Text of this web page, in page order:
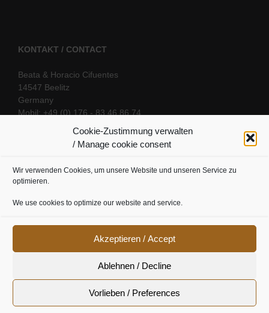
Cookie-Zustimmung verwalten
/ Manage cookie consent
Wir verwenden Cookies, um unsere Website und unseren Service zu
optimieren.
We use cookies to optimize our website and service.
Akzeptieren / Accept
Ablehnen / Decline
Vorlieben / Preferences
KONTAKT / CONTACT
Beata & Horacio Cifuentes
14547 Beelitz
Germany
Mobil: +49 (0) 176 - 83 46 86 74
SOCIAL LINKS
Cookie Richtline|Datenschutz|Urheberrecht|Impressum